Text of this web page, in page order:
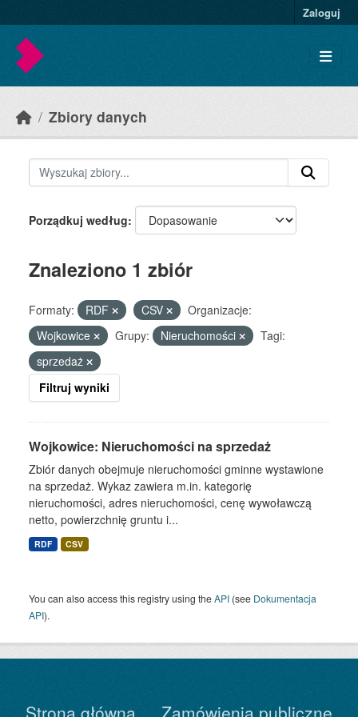
Zaloguj
Zbiory danych
Porządkuj według
Znaleziono 1 zbiór
Formaty: RDF CSV
Organizacje:
Wojkowice
Grupy: Nieruchomości
Tagi:
sprzedaż
Filtruj wyniki
Wojkowice: Nieruchomości na sprzedaż
Zbiór danych obejmuje nieruchomości gminne wystawione
na sprzedaż. Wykaz zawiera m.in. kategorię
nieruchomości, adres nieruchomości, cenę wywoławczą
netto, powierzchnię gruntu i...
RDF CSV
You can also access this registry using theAPI (see Dokumentacja
API).
Strona główna Zamówienia publiczne